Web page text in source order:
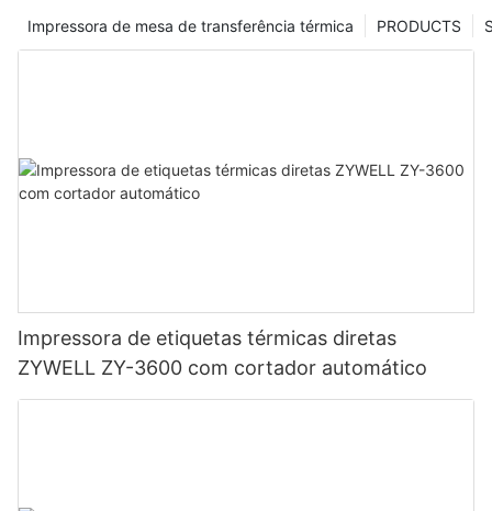
PRODUCTS
Impressora de mesa de transferência térmica
Impressora de etiquetas térmicas diretas
ZYWELL ZY-3600 com cortador automático